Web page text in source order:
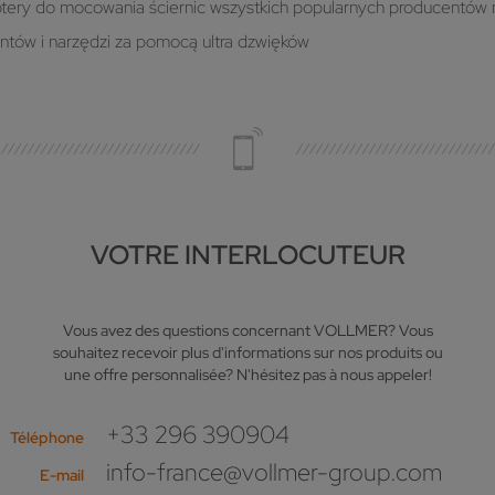
do mocowania ściernic wszystkich popularnych producentów
i narzędzi za pomocą ultra dzwięków
VOTRE INTERLOCUTEUR
Vous avez des questions concernant VOLLMER? Vous
souhaitez recevoir plus d'informations sur nos produits ou
une offre personnalisée? N'hésitez pas à nous appeler!
Téléphone +33 296 390904
E-mail info-france@vollmer-group.com